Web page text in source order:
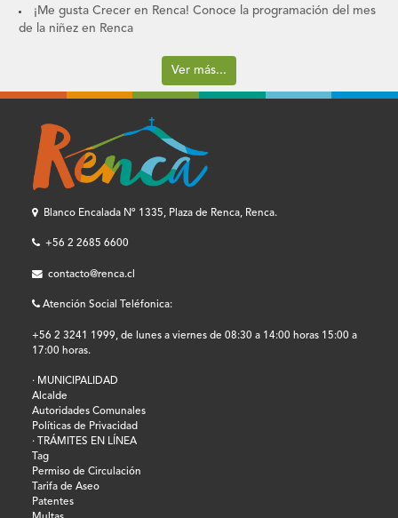
¡Me gusta Crecer en Renca! Conoce la programación del mes
de la niñez en Renca
Ver más...
Blanco Encalada Nº 1335, Plaza de Renca, Renca.
+56 2 2685 6600
contacto@renca.cl
Atención Social Teléfonica:
+56 2 3241 1999, de lunes a viernes de 08:30 a 14:00 horas 15:00 a
17:00 horas.
· MUNICIPALIDAD
Alcalde
Autoridades Comunales
Políticas de Privacidad
· TRÁMITES EN LÍNEA
Tag
Permiso de Circulación
Tarifa de Aseo
Patentes